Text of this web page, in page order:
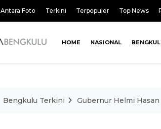
Antara Foto Terkini Terpopuler Top News
HOME NASIONAL
Bengkulu Terkini Gubernur Helmi